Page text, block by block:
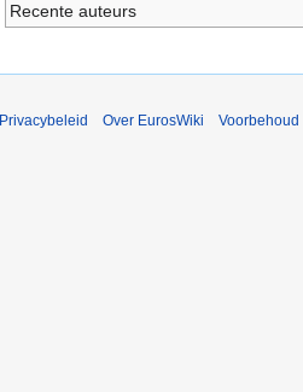
Recente auteurs
Privacybeleid Over EurosWiki Voorbehoud